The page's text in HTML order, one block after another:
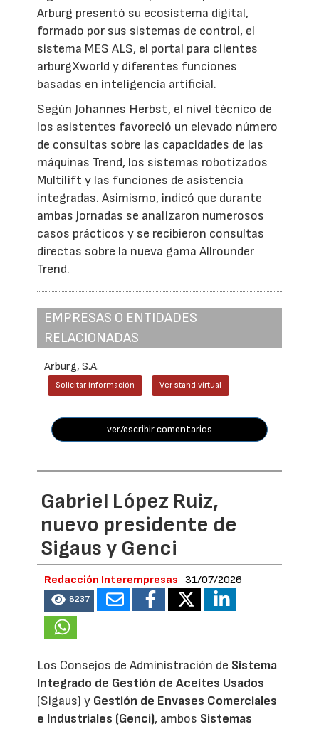
Arburg presentó su ecosistema digital,
formado por sus sistemas de control, el
sistema MES ALS, el portal para clientes
arburgXworld y diferentes funciones
basadas en inteligencia artificial.
Según Johannes Herbst, el nivel técnico de
los asistentes favoreció un elevado número
de consultas sobre las capacidades de las
máquinas Trend, los sistemas robotizados
Multilift y las funciones de asistencia
integradas. Asimismo, indicó que durante
ambas jornadas se analizaron numerosos
casos prácticos y se recibieron consultas
directas sobre la nueva gama Allrounder
Trend.
EMPRESAS O ENTIDADES
RELACIONADAS
Arburg, S.A.
Solicitar información Ver stand virtual
ver/escribir comentarios
Gabriel López Ruiz,
nuevo presidente de
Sigaus y Genci
Redacción Interempresas 31/07/2026
8237
Los Consejos de Administración de Sistema
Integrado de Gestión de Aceites Usados
(Sigaus) y Gestión de Envases Comerciales
e Industriales (Genci), ambos Sistemas